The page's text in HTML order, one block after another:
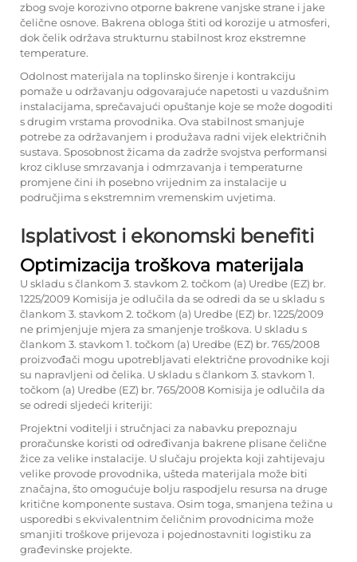
zbog svoje korozivno otporne bakrene vanjske strane i jake
čelične osnove. Bakrena obloga štiti od korozije u atmosferi,
dok čelik održava strukturnu stabilnost kroz ekstremne
temperature.
Odolnost materijala na toplinsko širenje i kontrakciju
pomaže u održavanju odgovarajuće napetosti u vazdušnim
instalacijama, sprečavajući opuštanje koje se može dogoditi
s drugim vrstama provodnika. Ova stabilnost smanjuje
potrebe za održavanjem i produžava radni vijek električnih
sustava. Sposobnost žicama da zadrže svojstva performansi
kroz cikluse smrzavanja i odmrzavanja i temperaturne
promjene čini ih posebno vrijednim za instalacije u
područjima s ekstremnim vremenskim uvjetima.
Isplativost i ekonomski benefiti
Optimizacija troškova materijala
U skladu s člankom 3. stavkom 2. točkom (a) Uredbe (EZ) br.
1225/2009 Komisija je odlučila da se odredi da se u skladu s
člankom 3. stavkom 2. točkom (a) Uredbe (EZ) br. 1225/2009
ne primjenjuje mjera za smanjenje troškova. U skladu s
člankom 3. stavkom 1. točkom (a) Uredbe (EZ) br. 765/2008
proizvođači mogu upotrebljavati električne provodnike koji
su napravljeni od čelika. U skladu s člankom 3. stavkom 1.
točkom (a) Uredbe (EZ) br. 765/2008 Komisija je odlučila da
se odredi sljedeći kriteriji:
Projektni voditelji i stručnjaci za nabavku prepoznaju
proračunske koristi od određivanja bakrene plisane čelične
žice za velike instalacije. U slučaju projekta koji zahtijevaju
velike provode provodnika, ušteda materijala može biti
značajna, što omogućuje bolju raspodjelu resursa na druge
kritične komponente sustava. Osim toga, smanjena težina u
usporedbi s ekvivalentnim čeličnim provodnicima može
smanjiti troškove prijevoza i pojednostavniti logistiku za
građevinske projekte.